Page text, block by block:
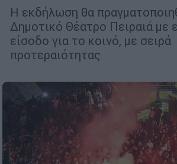
Η εκδήλωση θα
Δημοτικό Θέατρο Πειραιά με
είσοδο για το κοινό, με σειρά
προτεραιότητας